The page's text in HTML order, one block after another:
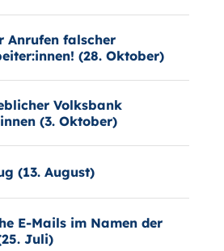
Anrufen falscher
(28. Oktober)
Volksbank
(3. Oktober)
(13. August)
E-Mails im Namen der
Juli)